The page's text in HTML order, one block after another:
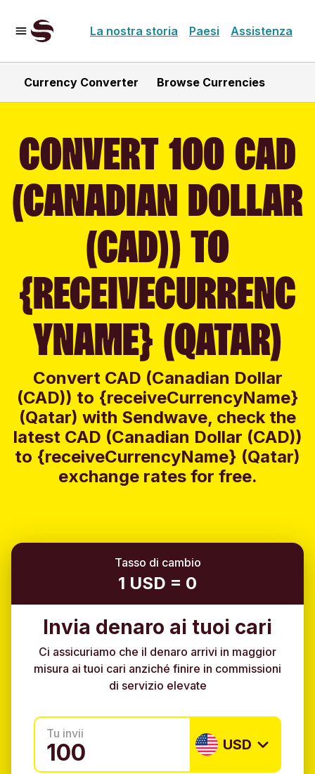
La nostra storia Paesi Assistenza
Currency Converter Browse Currencies
CONVERT 100 CAD
(CANADIAN DOLLAR
(CAD)) TO
{RECEIVECURRENC
YNAME} (QATAR)
Convert CAD (Canadian Dollar
(CAD)) to {receiveCurrencyName}
(Qatar) with Sendwave, check the
latest CAD (Canadian Dollar (CAD))
to {receiveCurrencyName} (Qatar)
exchange rates for free.
Tasso di cambio
1 USD = 0
Invia denaro ai tuoi cari
Ci assicuriamo che il denaro arrivi in maggior
misura ai tuoi cari anziché finire in commissioni
di servizio elevate
Tu invii
USD